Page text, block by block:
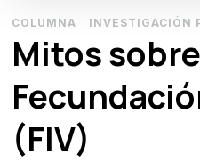
COLUMNA INVESTIGACIÓN
Mitos
(FIV)